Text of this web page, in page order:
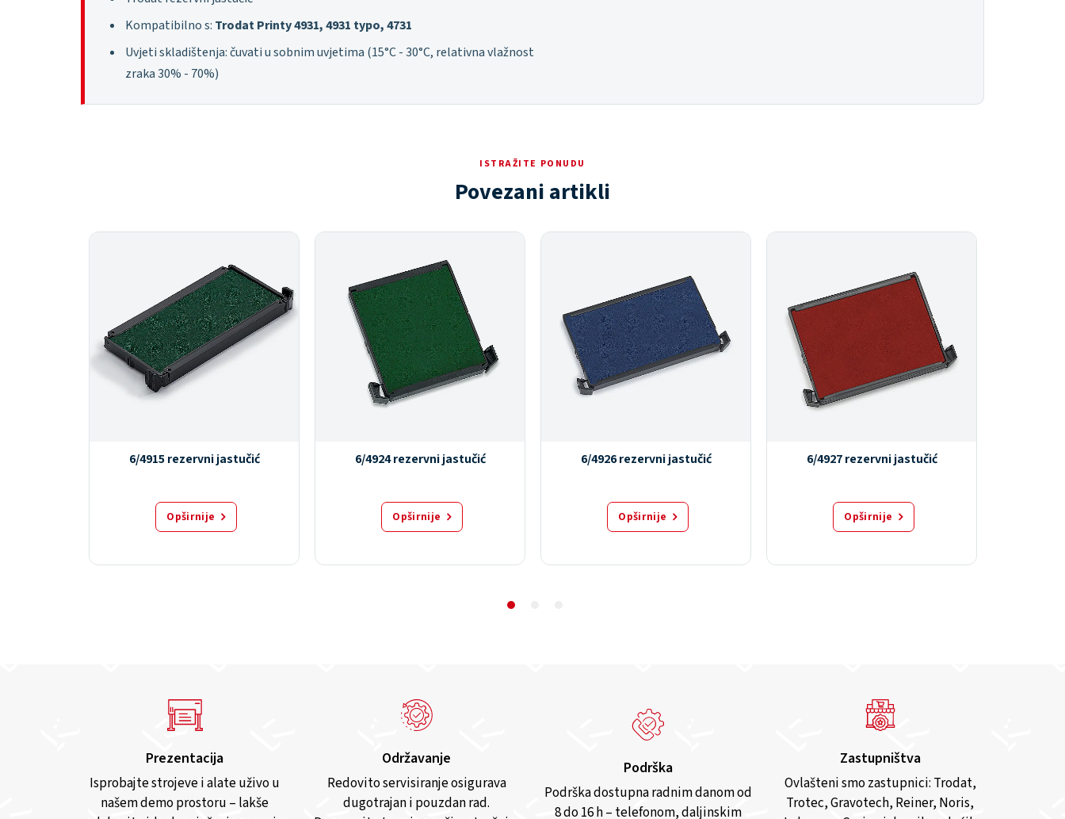
Kompatibilno s: Trodat Printy 4931, 4931 typo, 4731
Uvjeti skladištenja: čuvati u sobnim uvjetima (15°C - 30°C, relativna vlažnost
zraka 30% - 70%)
ISTRAŽITE PONUDU
Povezani artikli
6/4915 rezervni jastučić
Opširnije
6/4924 rezervni jastučić
Opširnije
6/4926 rezervni jastučić
Opširnije
6/4927 rezervni jastučić
Opširnije
Prezentacija
Isprobajte strojeve i alate uživo u
našem demo prostoru – lakše
Održavanje
Redovito servisiranje osigurava
dugotrajan i pouzdan rad.
Podrška
Podrška dostupna radnim danom od
8 do 16 h – telefonom, daljinskim
Zastupništva
Ovlašteni smo zastupnici: Trodat,
Trotec, Gravotech, Reiner, Noris,